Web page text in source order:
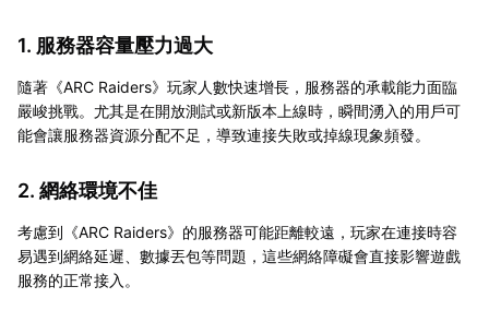
1. 服務器容量壓力過大
隨著《ARC Raiders》玩家人數快速增長，服務器的承載能力面臨
嚴峻挑戰。尤其是在開放測試或新版本上線時，瞬間湧入的用戶可
能會讓服務器資源分配不足，導致連接失敗或掉線現象頻發。
2. 網絡環境不佳
考慮到《ARC Raiders》的服務器可能距離較遠，玩家在連接時容
易遇到網絡延遲、數據丟包等問題，這些網絡障礙會直接影響遊戲
服務的正常接入。